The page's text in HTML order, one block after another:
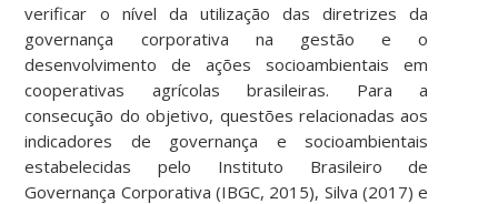
verificar o nível da utilização das diretrizes da
governança corporativa na gestão e o
desenvolvimento de ações socioambientais em
cooperativas agrícolas brasileiras. Para a
consecução do objetivo, questões relacionadas aos
indicadores de governança e socioambientais
estabelecidas pelo Instituto Brasileiro de
Governança Corporativa (IBGC, 2015), Silva (2017) e